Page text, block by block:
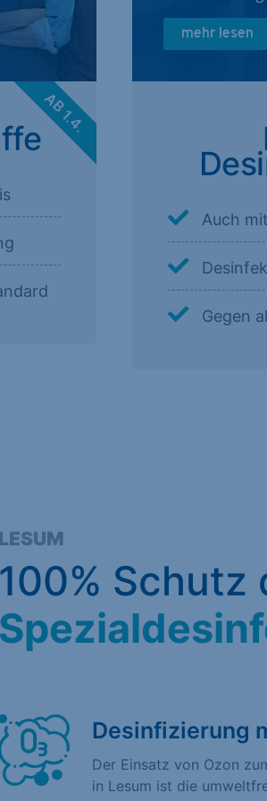
AB 1.4.
mehr lesen
Auch
Gegen
LESUM
100% Schutz
Desinfizierung
Der Einsatz von Ozon
in Lesum ist die